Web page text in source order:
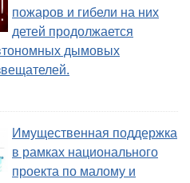
пожаров и гибели на них
детей продолжается
дымовых
Имущественная поддержка
в рамках национального
проекта по малому и